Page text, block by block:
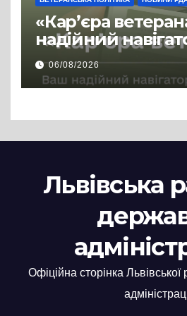
«Кар’єра
надійний
цивільній
06/08/2026
Львівська
Офіційна сторінка